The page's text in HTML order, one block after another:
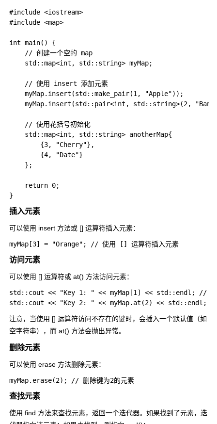
#include <iostream>
#include <map>
int main() {
    // 创建一个空的 map
    std::map<int, std::string> myMap;
    // 使用 insert 添加元素
    myMap.insert(std::make_pair(1, "Apple"));
myMap.insert(std::pair<int, std::string>(2,
    // 使用花括号初始化
    std::map<int, std::string> anotherMap{
        {3, "Cherry"},
        {4, "Date"}
    };
    return 0;
插入元素
可以使用 insert 方法或 [] 运算符插入元素：
访问元素
可以使用 [] 运算符或 at() 方法访问元素：
std::cout << "Key 1: " << myMap[1] << std::endl; //
注意，当使用 [] 运算符访问不存在的键时，会插入一个默认值（如
空字符串），而 at() 方法会抛出异常。
删除元素
可以使用 erase 方法删除元素：
查找元素
使用 find 方法来查找元素，返回一个迭代器。如果找到了元素，迭